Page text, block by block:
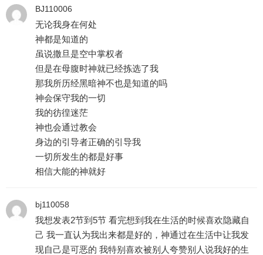
BJ110006
无论我身在何处
神都是知道的
虽说撒旦是空中掌权者
但是在母腹时神就已经拣选了我
那我所历经黑暗神不也是知道的吗
神会保守我的一切
我的彷徨迷茫
神也会通过教会
身边的引导者正确的引导我
一切所发生的都是好事
相信大能的神就好
bj110058
我想发表2节到5节 看完想到我在生活的时候喜欢隐藏自
己 我一直认为我出来都是好的，神通过在生活中让我发
现自己是可恶的 我特别喜欢被别人夸赞别人说我好的生